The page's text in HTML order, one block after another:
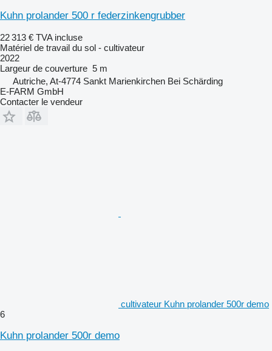
Kuhn prolander 500 r federzinkengrubber
22 313 € TVA incluse
Matériel de travail du sol - cultivateur
2022
Largeur de couverture 5 m
Autriche, At-4774 Sankt Marienkirchen Bei Schärding
E-FARM GmbH
Contacter le vendeur
cultivateur Kuhn prolander 500r demo
6
Kuhn prolander 500r demo